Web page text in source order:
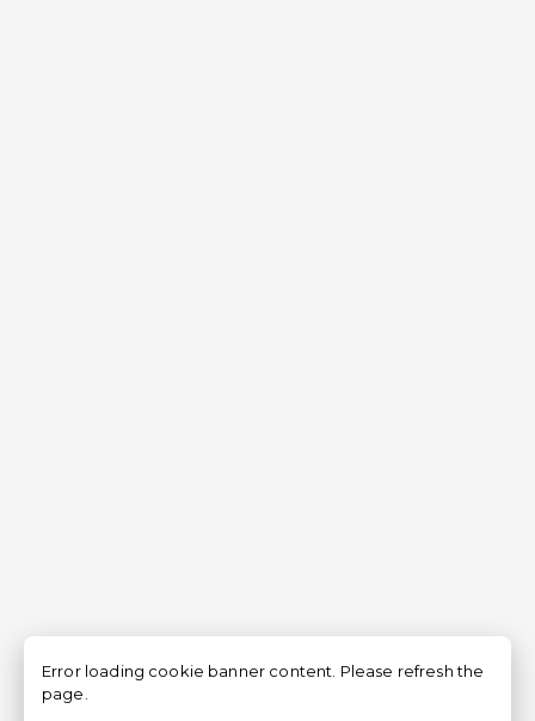
Error loading cookie banner content. Please refresh the
page.